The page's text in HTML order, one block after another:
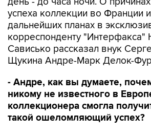
успеха коллекции во Франции
дальнейших планах в
корреспонденту "Интерфакса"
Сависько рассказал внук
Щукина Андре-Марк Делок-
- Андре, как вы думаете,
никому не известного в
коллекционера смогла
такой ошеломляющий успех?